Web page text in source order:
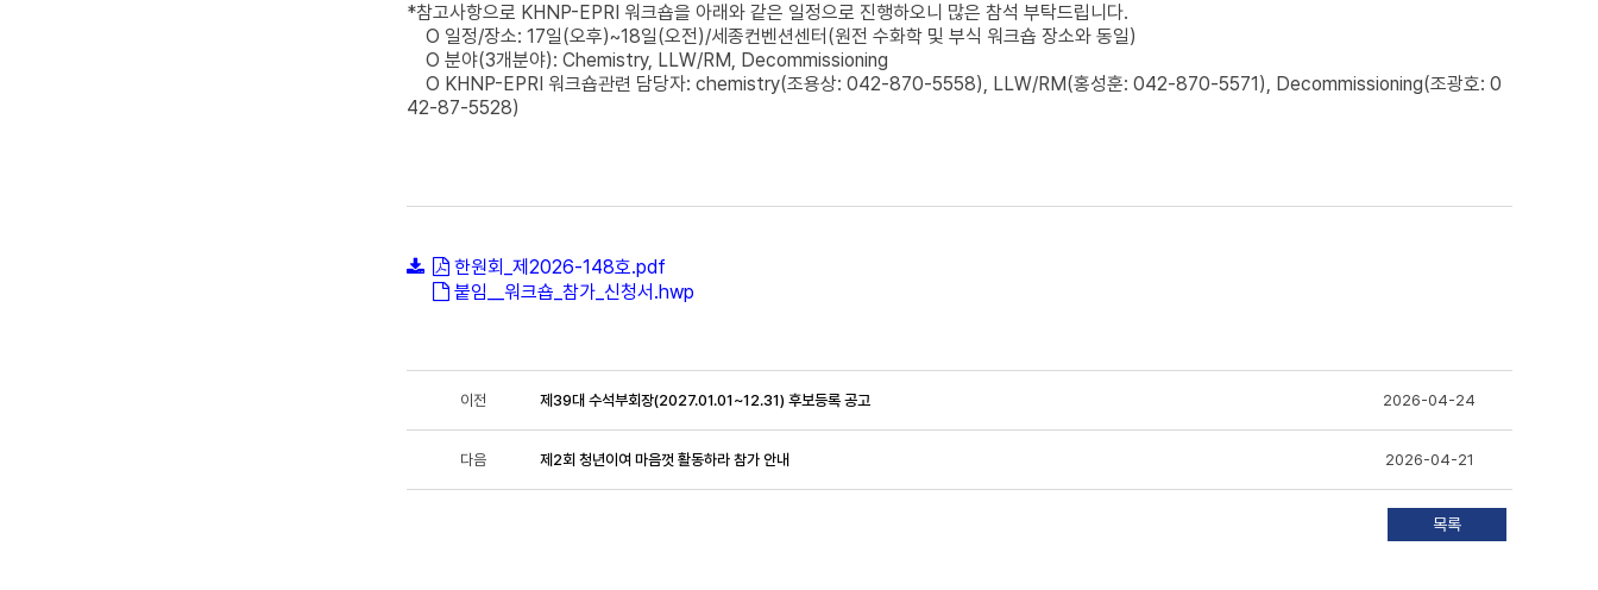
*참고사항으로 KHNP-EPRI 워크숍을 아래와 같은 일정으로 진행하오니 많은 참석 부탁드립니다.
O 일정/장소: 17일(오후)~18일(오전)/세종컨벤션센터(원전 수화학 및 부식 워크숍 장소와 동일)
O 분야(3개분야): Chemistry, LLW/RM, Decommissioning
O KHNP-EPRI 워크숍관련 담당자: chemistry(조용상: 042-870-5558), LLW/RM(홍성훈: 042-870-5571), Decommissioning(조광호: 0
42-87-5528)
한원회_제2026-148호.pdf
붙임__워크숍_참가_신청서.hwp
이전 제39대 수석부회장(2027.01.01~12.31) 후보등록 공고 2026-04-24
다음 제2회 청년이여 마음껏 활동하라 참가 안내 2026-04-21